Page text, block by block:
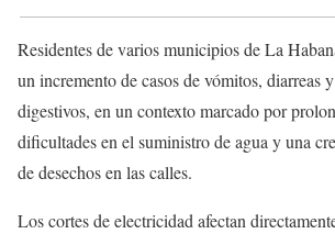
Residentes de varios municipios de La
un incremento de casos de vómitos, diarreas
digestivos, en un contexto marcado por
dificultades en el suministro de agua y una
de desechos en las calles.
Los cortes de electricidad afectan